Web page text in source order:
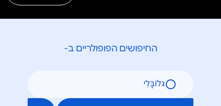
החיפושים הפופולריים ב-
גלוֹבָּלִי